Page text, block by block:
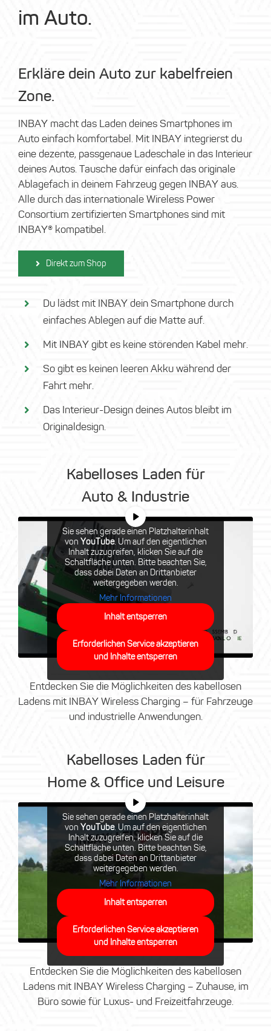
im Auto.
Erkläre dein Auto zur kabelfreien
Zone.
INBAY macht das Laden deines Smartphones im
Auto einfach komfortabel. Mit INBAY integrierst du
eine dezente, passgenaue Ladeschale in das Interieur
deines Autos. Tausche dafür einfach das originale
Ablagefach in deinem Fahrzeug gegen INBAY aus.
Alle durch das internationale Wireless Power
Consortium zertifizierten Smartphones sind mit
INBAY® kompatibel.
Direkt zum Shop
Du lädst mit INBAY dein Smartphone durch
einfaches Ablegen auf die Matte auf.
Mit INBAY gibt es keine störenden Kabel mehr.
So gibt es keinen leeren Akku während der
Fahrt mehr.
Das Interieur-Design deines Autos bleibt im
Originaldesign.
Kabelloses Laden für
Auto & Industrie
Sie sehen gerade einen Platzhalterinhalt
von YouTube. Um auf den eigentlichen
Inhalt zuzugreifen, klicken Sie auf die
Schaltfläche unten. Bitte beachten Sie,
dass dabei Daten an Drittanbieter
weitergegeben werden.
Mehr Informationen
Inhalt entsperren
Erforderlichen Service akzeptieren
und Inhalte entsperren
Entdecken Sie die Möglichkeiten des kabellosen
Ladens mit INBAY Wireless Charging – für Fahrzeuge
und industrielle Anwendungen.
Kabelloses Laden für
Home & Office und Leisure
Sie sehen gerade einen Platzhalterinhalt
von YouTube. Um auf den eigentlichen
Inhalt zuzugreifen, klicken Sie auf die
Schaltfläche unten. Bitte beachten Sie,
dass dabei Daten an Drittanbieter
weitergegeben werden.
Mehr Informationen
Inhalt entsperren
Erforderlichen Service akzeptieren
und Inhalte entsperren
Entdecken Sie die Möglichkeiten des kabellosen
Ladens mit INBAY Wireless Charging – Zuhause, im
Büro sowie für Luxus- und Freizeitfahrzeuge.